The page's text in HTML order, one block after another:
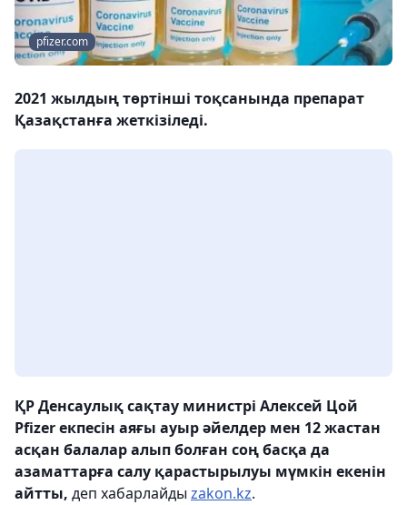
pfizer.com
2021 жылдың төртінші тоқсанында препарат
Қазақстанға жеткізіледі.
ҚР Денсаулық сақтау министрі Алексей Цой
Pfizer екпесін аяғы ауыр әйелдер мен 12 жастан
асқан балалар алып болған соң басқа да
азаматтарға салу қарастырылуы мүмкін екенін
айтты, деп хабарлайды zakon.kz.